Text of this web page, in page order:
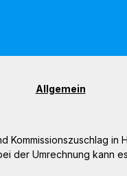
Allgemein
Kommissionszuschlag in
der Umrechnung kann